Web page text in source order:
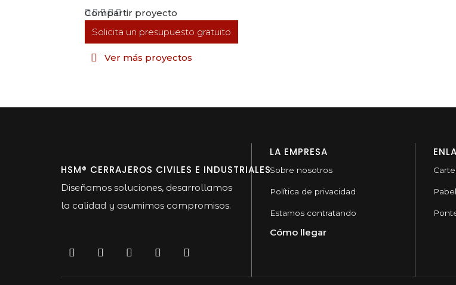
Compartir proyecto
Solicita un presupuesto gratuito
Ver más proyectos
HSM® CERRAJEROS CIVILES E INDUSTRIALES
Diseñamos soluciones, desarrollamos
la calidad y asumimos compromisos.
LA EMPRESA
Sobre nosotros
Política de privacidad
Estamos contratando
Cómo llegar